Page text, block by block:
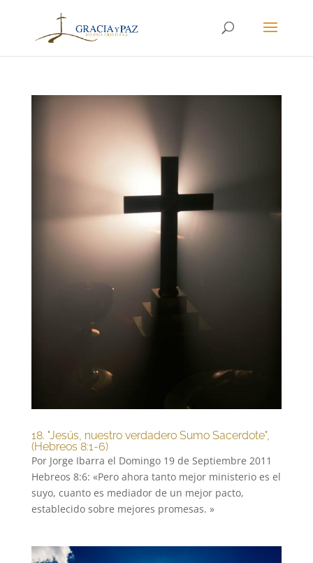
18. "Jesús, nuestro verdadero Sumo Sacerdote",
(Hebreos 8:1-6)
Por Jorge Ibarra el Domingo 19 de Septiembre 2011
Hebreos 8:6: «Pero ahora tanto mejor ministerio es el
suyo, cuanto es mediador de un mejor pacto,
establecido sobre mejores promesas. »